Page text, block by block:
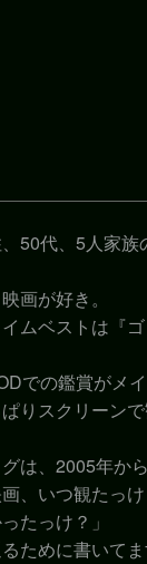
50代、5人家族
画が好き。
ムベストは『
での鑑賞がメイ
りスクリーンで
は、2005年か
画、いつ観たっけ
たっけ？」
ために書いてま